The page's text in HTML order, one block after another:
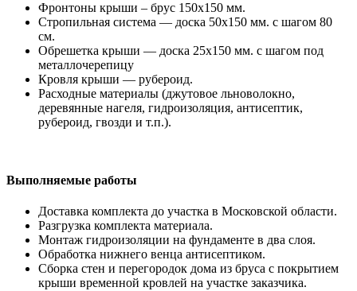
Фронтоны крыши – брус 150х150 мм.
Стропильная система — доска 50х150 мм. с шагом 80
см.
Обрешетка крыши — доска 25х150 мм. с шагом под
металлочерепицу
Кровля крыши — рубероид.
Расходные материалы (джутовое льноволокно,
деревянные нагеля, гидроизоляция, антисептик,
рубероид, гвозди и т.п.).
Выполняемые работы
Доставка комплекта до участка в Московской области.
Разгрузка комплекта материала.
Монтаж гидроизоляции на фундаменте в два слоя.
Обработка нижнего венца антисептиком.
Сборка стен и перегородок дома из бруса с покрытием
крыши временной кровлей на участке заказчика.